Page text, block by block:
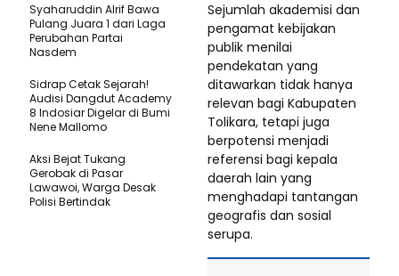
Sejumlah akademisi dan
pengamat kebijakan
publik menilai
pendekatan yang
ditawarkan tidak hanya
relevan bagi Kabupaten
Tolikara, tetapi juga
berpotensi menjadi
referensi bagi kepala
daerah lain yang
menghadapi tantangan
geografis dan sosial
serupa.
Syaharuddin Alrif Bawa
Pulang Juara 1 dari Laga
Perubahan Partai
Nasdem
Sidrap Cetak Sejarah!
Audisi Dangdut Academy
8 Indosiar Digelar di Bumi
Nene Mallomo
Aksi Bejat Tukang
Gerobak di Pasar
Lawawoi, Warga Desak
Polisi Bertindak